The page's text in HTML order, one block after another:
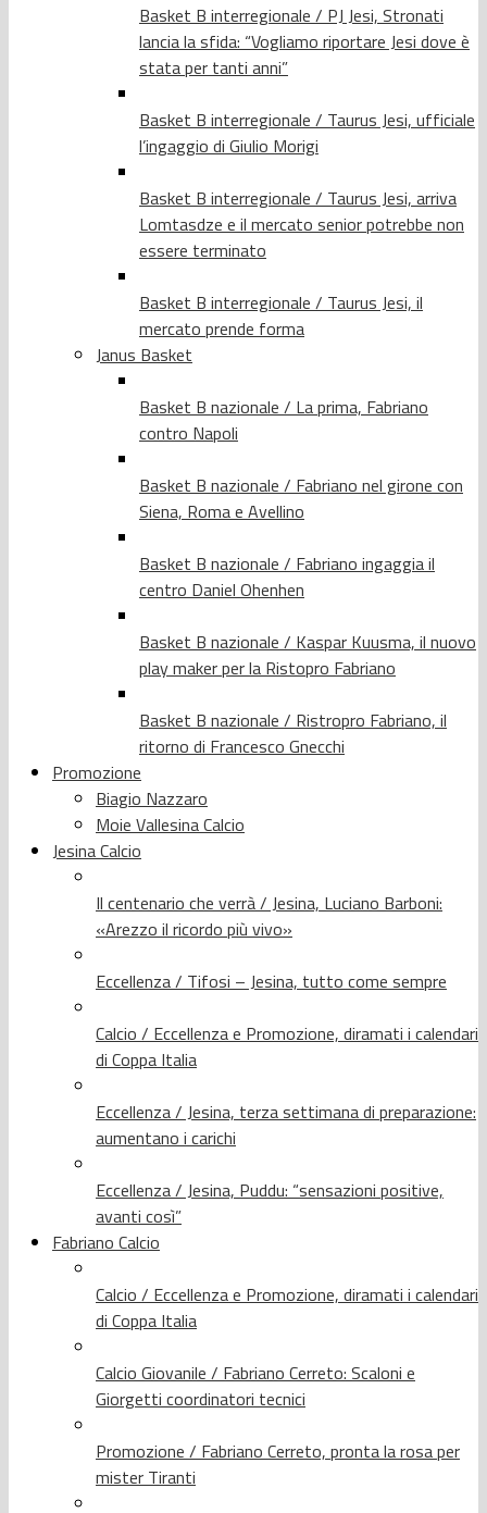
Basket B interregionale / PJ Jesi, Stronati
lancia la sfida: “Vogliamo riportare Jesi dove è
stata per tanti anni”
Basket B interregionale / Taurus Jesi, ufficiale
l’ingaggio di Giulio Morigi
Basket B interregionale / Taurus Jesi, arriva
Lomtasdze e il mercato senior potrebbe non
essere terminato
Basket B interregionale / Taurus Jesi, il
mercato prende forma
Janus Basket
Basket B nazionale / La prima, Fabriano
contro Napoli
Basket B nazionale / Fabriano nel girone con
Siena, Roma e Avellino
Basket B nazionale / Fabriano ingaggia il
centro Daniel Ohenhen
Basket B nazionale / Kaspar Kuusma, il nuovo
play maker per la Ristopro Fabriano
Basket B nazionale / Ristropro Fabriano, il
ritorno di Francesco Gnecchi
Promozione
Biagio Nazzaro
Moie Vallesina Calcio
Jesina Calcio
Il centenario che verrà / Jesina, Luciano Barboni:
«Arezzo il ricordo più vivo»
Eccellenza / Tifosi – Jesina, tutto come sempre
Calcio / Eccellenza e Promozione, diramati i calendari
di Coppa Italia
Eccellenza / Jesina, terza settimana di preparazione:
aumentano i carichi
Eccellenza / Jesina, Puddu: “sensazioni positive,
avanti così”
Fabriano Calcio
Calcio / Eccellenza e Promozione, diramati i calendari
di Coppa Italia
Calcio Giovanile / Fabriano Cerreto: Scaloni e
Giorgetti coordinatori tecnici
Promozione / Fabriano Cerreto, pronta la rosa per
mister Tiranti